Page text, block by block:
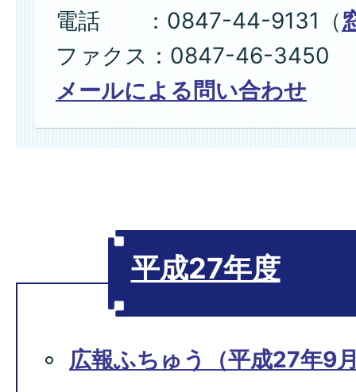
電話 ：0847-44-9131（
ファクス：0847-46-3450
メールによる問い合わせ
平成27年度
広報ふちゅう（平成27年9